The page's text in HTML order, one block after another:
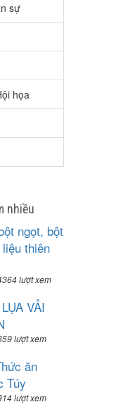
sự
họa
nhiều
ngọt, bột
thiên
lượt xem
VẢI
lượt xem
ăn
Túy
lượt xem